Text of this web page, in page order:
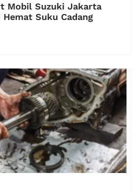
Mobil Suzuki Jakarta
Suku Cadang